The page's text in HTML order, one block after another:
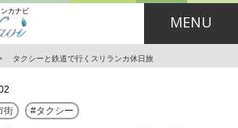
カナビ
MENU
タクシーと鉄道で行くスリランカ休日旅
街 タクシー